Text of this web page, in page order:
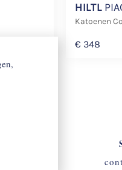
HILTL
Katoenen
€348